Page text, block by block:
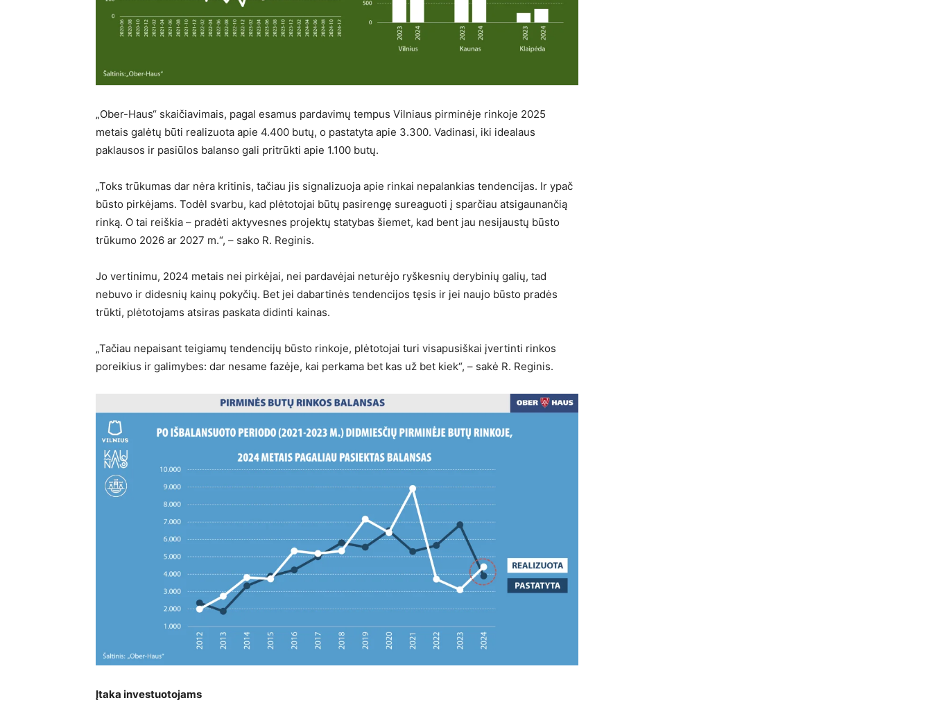
„Ober-Haus“ skaičiavimais, pagal esamus pardavimų tempus Vilniaus pirminėje rinkoje 2025
metais galėtų būti realizuota apie 4.400 butų, o pastatyta apie 3.300. Vadinasi, iki idealaus
paklausos ir pasiūlos balanso gali pritrūkti apie 1.100 butų.
„Toks trūkumas dar nėra kritinis, tačiau jis signalizuoja apie rinkai nepalankias tendencijas. Ir ypač
būsto pirkėjams. Todėl svarbu, kad plėtotojai būtų pasirengę sureaguoti į sparčiau atsigaunančią
rinką. O tai reiškia – pradėti aktyvesnes projektų statybas šiemet, kad bent jau nesijaustų būsto
trūkumo 2026 ar 2027 m.“, – sako R. Reginis.
Jo vertinimu, 2024 metais nei pirkėjai, nei pardavėjai neturėjo ryškesnių derybinių galių, tad
nebuvo ir didesnių kainų pokyčių. Bet jei dabartinės tendencijos tęsis ir jei naujo būsto pradės
trūkti, plėtotojams atsiras paskata didinti kainas.
„Tačiau nepaisant teigiamų tendencijų būsto rinkoje, plėtotojai turi visapusiškai įvertinti rinkos
poreikius ir galimybes: dar nesame fazėje, kai perkama bet kas už bet kiek“, – sakė R. Reginis.
Įtaka investuotojams